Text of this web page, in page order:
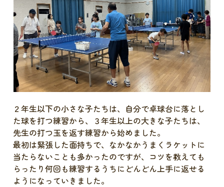
２年生以下の小さな子たちは、自分で卓球台に落とし
た球を打つ練習から、３年生以上の大きな子たちは、
先生の打つ玉を返す練習から始めました。
最初は緊張した面持ちで、なかなかうまくラケットに
当たらないことも多かったのですが、コツを教えても
らったり何回も練習するうちにどんどん上手に返せる
ようになっていきました。